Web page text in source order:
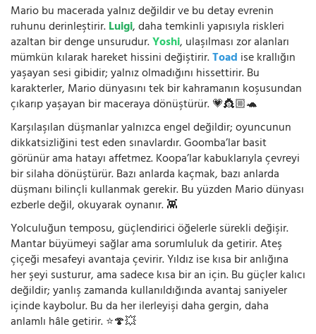
Mario bu macerada yalnız değildir ve bu detay evrenin
ruhunu derinleştirir.Luigi, daha temkinli yapısıyla riskleri
azaltan bir denge unsurudur.Yoshi, ulaşılması zor alanları
mümkün kılarak hareket hissini değiştirir.Toad ise krallığın
yaşayan sesi gibidir; yalnız olmadığını hissettirir. Bu
karakterler, Mario dünyasını tek bir kahramanın koşusundan
çıkarıp yaşayan bir maceraya dönüştürür. 💗👸🏼🐢
Karşılaşılan düşmanlar yalnızca engel değildir; oyuncunun
dikkatsizliğini test eden sınavlardır. Goomba’lar basit
görünür ama hatayı affetmez. Koopa’lar kabuklarıyla çevreyi
bir silaha dönüştürür. Bazı anlarda kaçmak, bazı anlarda
düşmanı bilinçli kullanmak gerekir. Bu yüzden Mario dünyası
ezberle değil, okuyarak oynanır. 👾
Yolculuğun temposu, güçlendirici öğelerle sürekli değişir.
Mantar büyümeyi sağlar ama sorumluluk da getirir. Ateş
çiçeği mesafeyi avantaja çevirir. Yıldız ise kısa bir anlığına
her şeyi susturur, ama sadece kısa bir an için. Bu güçler kalıcı
değildir; yanlış zamanda kullanıldığında avantaj saniyeler
içinde kaybolur. Bu da her ilerleyişi daha gergin, daha
anlamlı hâle getirir. ⭐🍄💥